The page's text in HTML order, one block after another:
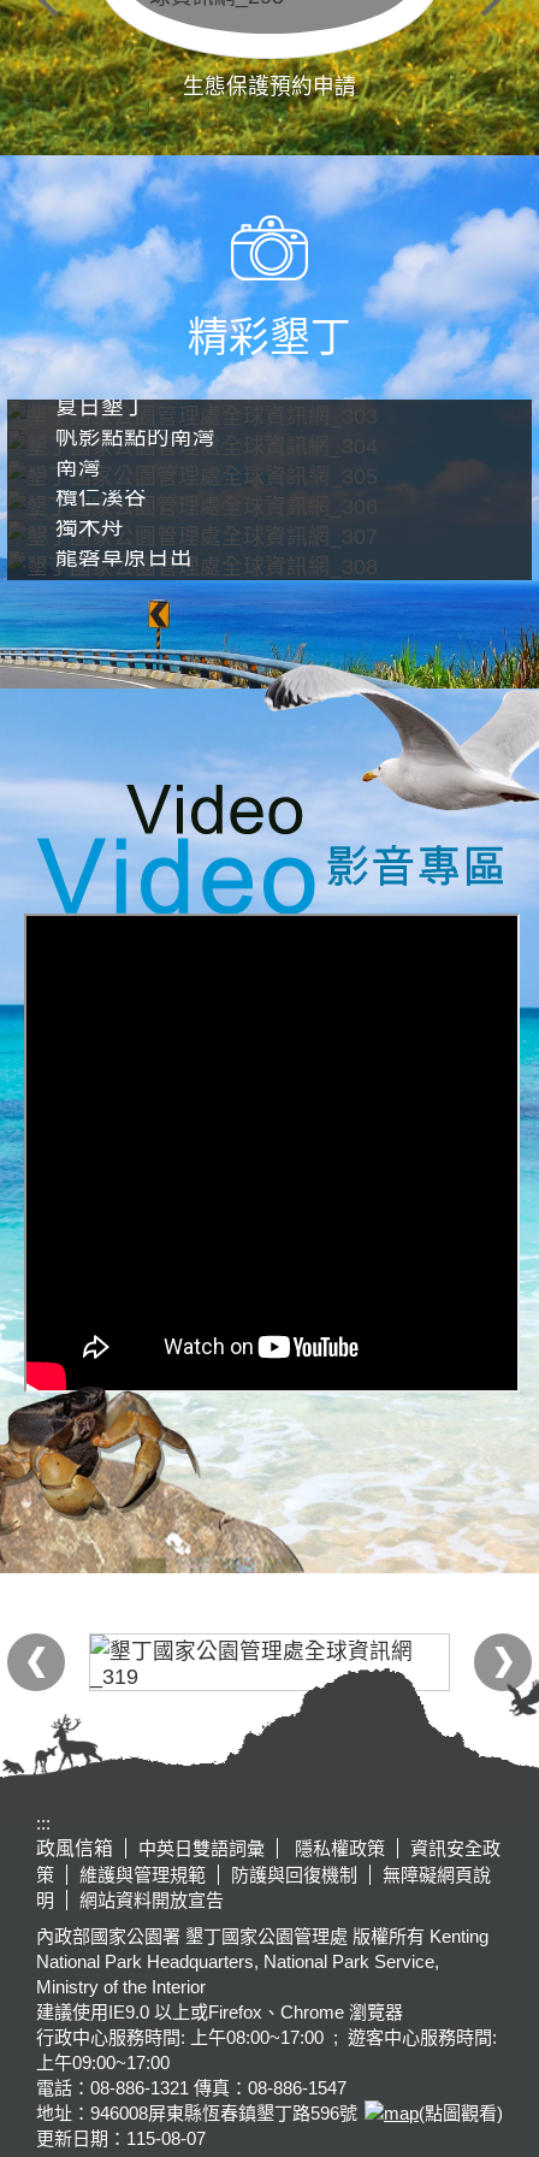
生態保護預約申請
精彩墾丁
夏日墾丁
帆影點點的南灣
南灣
欖仁溪谷
獨木舟
龍磐草原日出
:::
政風信箱
中英日雙語詞彙 隱私權政策
資訊安全政
策
維護與管理規範 防護與回復機制
無障礙網頁說
明
網站資料開放宣告
內政部國家公園署 墾丁國家公園管理處 版權所有 Kenting
National Park Headquarters, National Park Service,
Ministry of the Interior
建議使用IE9.0 以上或Firefox、Chrome 瀏覽器
行政中心服務時間: 上午08:00~17:00 ; 遊客中心服務時間:
上午09:00~17:00
電話：08-886-1321 傳真：08-886-1547
地址：946008屏東縣恆春鎮墾丁路596號
(點圖觀看)
更新日期： 115-08-07